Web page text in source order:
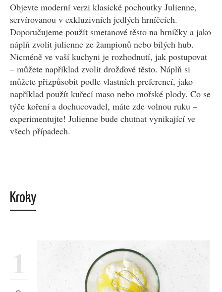
Objevte moderní verzi klasické pochoutky Julienne,
servírovanou v exkluzivních jedlých hrníčcích.
Doporučujeme použít smetanové těsto na hrníčky a jako
náplň zvolit julienne ze žampionů nebo bílých hub.
Nicméně ve vaší kuchyni je rozhodnutí, jak postupovat
– můžete například zvolit drožďové těsto. Náplň si
můžete přizpůsobit podle vlastních preferencí, jako
například použít kuřecí maso nebo mořské plody. Co se
týče koření a dochucovadel, máte zde volnou ruku –
experimentujte! Julienne bude chutnat vynikající ve
všech případech.
Kroky
1